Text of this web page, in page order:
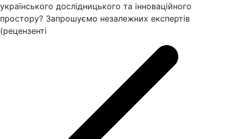
українського дослідницького та інноваційного
простору? Запрошуємо незалежних експертів
(рецензенті